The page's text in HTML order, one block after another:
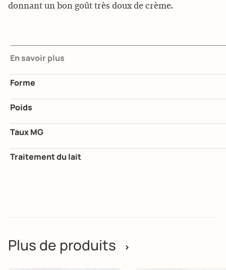
donnant un bon goût très doux de crème.
En savoir plus
Forme
Poids
Taux MG
Traitement du lait
Plus de produits >